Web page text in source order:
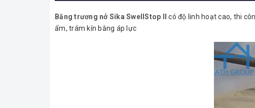
Băng trương nở Sika SwellStop II có độ linh hoạt cao, thi
ẩm, trám kín bằng áp lực